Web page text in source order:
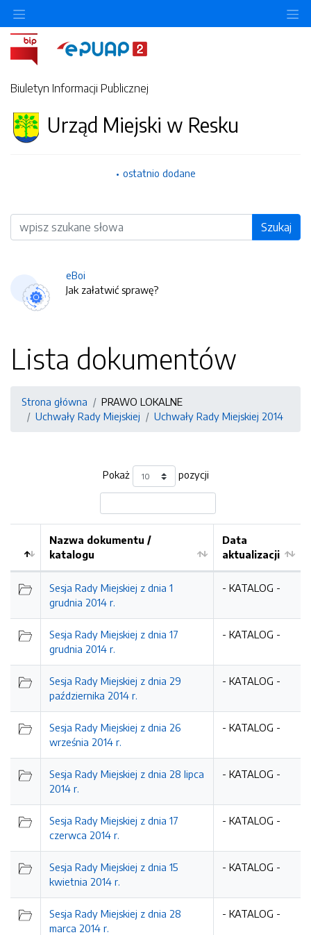
Biuletyn Informacji Publicznej
Urząd Miejski w Resku
ostatnio dodane
Wyszukiwarka Szukaj
eBoi
Jak załatwić sprawę?
Lista dokumentów
Strona główna
PRAWO LOKALNE
Uchwały Rady Miejskiej
Uchwały Rady Miejskiej 2014
Pokaż pozycji
Nazwa dokumentu /
katalogu
Data
aktualizacji
Sesja Rady Miejskiej z dnia 1
grudnia 2014 r.
- KATALOG -
Sesja Rady Miejskiej z dnia 17
grudnia 2014 r.
- KATALOG -
Sesja Rady Miejskiej z dnia 29
października 2014 r.
- KATALOG -
Sesja Rady Miejskiej z dnia 26
września 2014 r.
- KATALOG -
Sesja Rady Miejskiej z dnia 28 lipca
2014 r.
- KATALOG -
Sesja Rady Miejskiej z dnia 17
czerwca 2014 r.
- KATALOG -
Sesja Rady Miejskiej z dnia 15
kwietnia 2014 r.
- KATALOG -
Sesja Rady Miejskiej z dnia 28
marca 2014 r.
- KATALOG -